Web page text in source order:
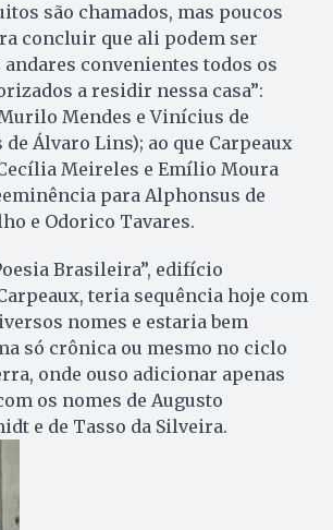
são chamados, mas poucos
concluir que ali podem ser
andares convenientes todos os
a residir nessa casa”:
Mendes e Vinícius de
Álvaro Lins); ao que Carpeaux
Meireles e Emílio Moura
para Alphonsus de
e Odorico Tavares.
Brasileira”, edifício
teria sequência hoje com
nomes e estaria bem
só crônica ou mesmo no ciclo
onde ouso adicionar apenas
os nomes de Augusto
e de Tasso da Silveira.